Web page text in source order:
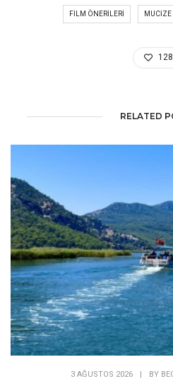
FILM ÖNERILERI MUCIZE
128
RELATED
3 AĞUSTOS 2026 | BY